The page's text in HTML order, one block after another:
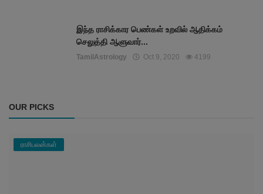
இந்த ராசிக்கார பெண்கள் உறவில் ஆதிக்கம்
செலுத்தி ஆளுவார்...
TamilAstrology Oct 9, 2020 4199
OUR PICKS
ராசிபலன்கள்